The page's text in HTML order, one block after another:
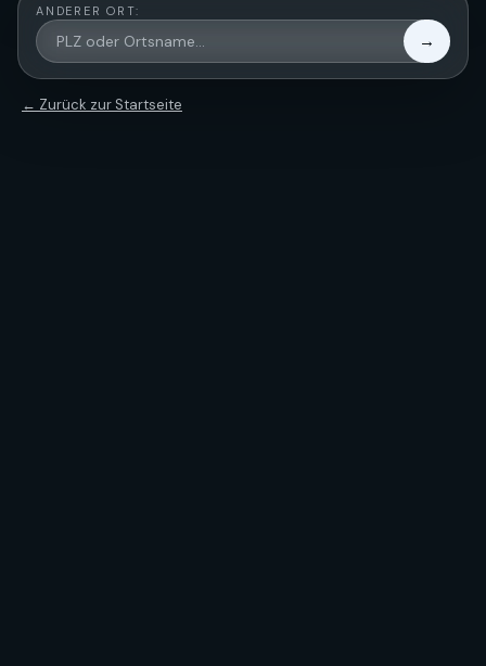
ANDERER ORT:
→
← Zurück zur Startseite